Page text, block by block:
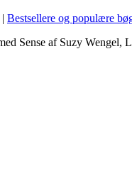
| Bestsellere og populære
Sense af Suzy Wengel,